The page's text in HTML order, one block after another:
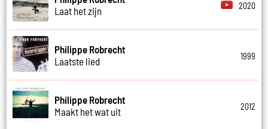
Laat het zijn
2020
Philippe Robrecht
Laatste lied
1999
Philippe Robrecht
Maakt het wat uit
2012